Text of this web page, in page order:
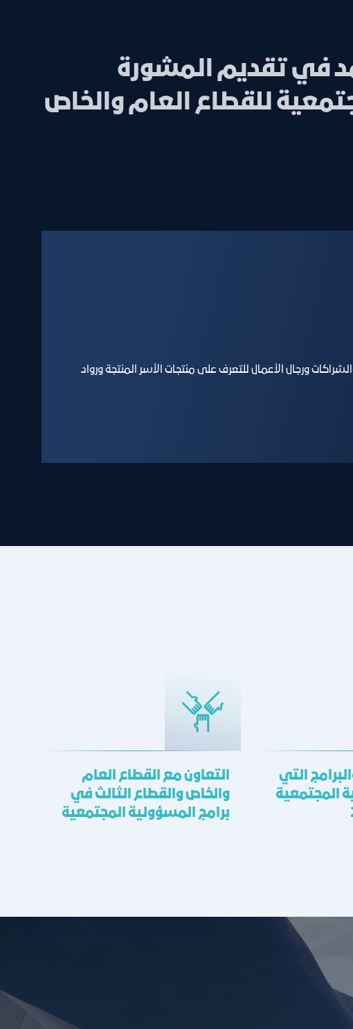
في تقديم المشورة
للقطاع العام والخاص
ورجال الأعمال للتعرف على منتجات الأسر المنتجة ورواد
التي
المجتمعية
التعاون مع القطاع العام
والخاص والقطاع الثالث في
برامج المسؤولية المجتمعية